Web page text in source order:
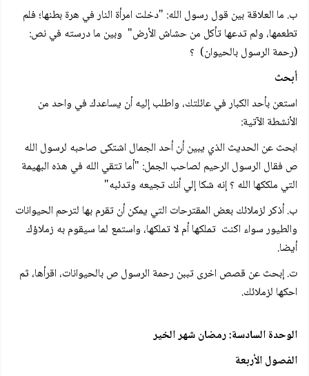
ب. ما العلاقة بين قول رسول الله: "دخلت امرأة النار في هرة بطنها؛ فلم
تطعمها، ولم تدعها تأكل من حشاش الأرض" وبين ما درسته في نص:
(رحمة الرسول بالحيوان) ؟
أبحث
استعن بأحد الكبار في عائلتك، واطلب إليه أن يساعدك في واحد من
الأنشطة الآتية:
ابحث عن الحديث الذي يبين أن أحد الجمال اشتكى صاحبه لرسول الله
ص فقال الرسول الرحيم لصاحب الجمل: "أما تتقي الله في هذه البهيمة
التي ملككها الله ؟ إنه شكا إلي أنك تجيعه وتدئبه"
ب. أذكر لزملائك بعض المقترحات التي يمكن أن تقرم بها لترحم الحيوانات
والطيور سواء اكنت تملكها أم لا تملكها، واستمع لما سيقوم به زملاؤك
أيضا.
ت. إبحث عن قصص اخرى تببن رحمة الرسول ص بالحيوانات، اقرأها، ثم
احكها لزملائك.
الوحدة السادسة: رمضان شهر الخير
الفصول الأربعة